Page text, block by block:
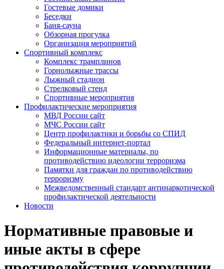
Гостевые домики
Беседки
Баня-сауна
Обзорная прогулка
Организация мероприятий
Спортивный комплекс
Комплекс трамплинов
Горнолыжные трассы
Лыжный стадион
Стрелковый стенд
Спортивные мероприятия
Профилактические мероприятия
МВД России сайт
МЧС России сайт
Центр профилактики и борьбы со СПИД
Федеральный интернет-портал
Информационные материалы, по
противодействию идеологии терроризма
Памятки для граждан по противодействию
терроризму
Межведомственный стандарт антинаркотической
профилактической деятельности
Новости
Нормативные правовые и
иные акты в сфере